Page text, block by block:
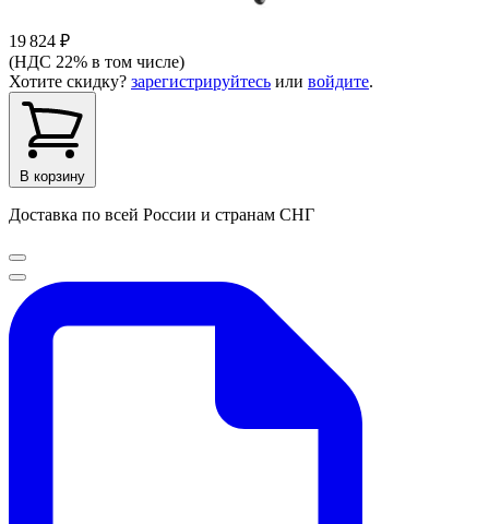
19 824 ₽
(НДС 22% в том числе)
Хотите скидку? зарегистрируйтесь или войдите.
В корзину
Доставка по всей России и странам СНГ